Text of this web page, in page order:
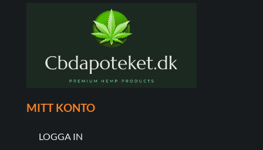
MITT KONTO
LOGGA IN